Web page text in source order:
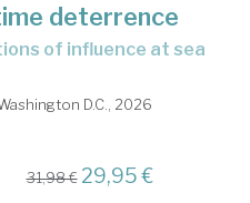
deterrence
of influence at sea
D.C., 2026
31,98 € 29,95 €